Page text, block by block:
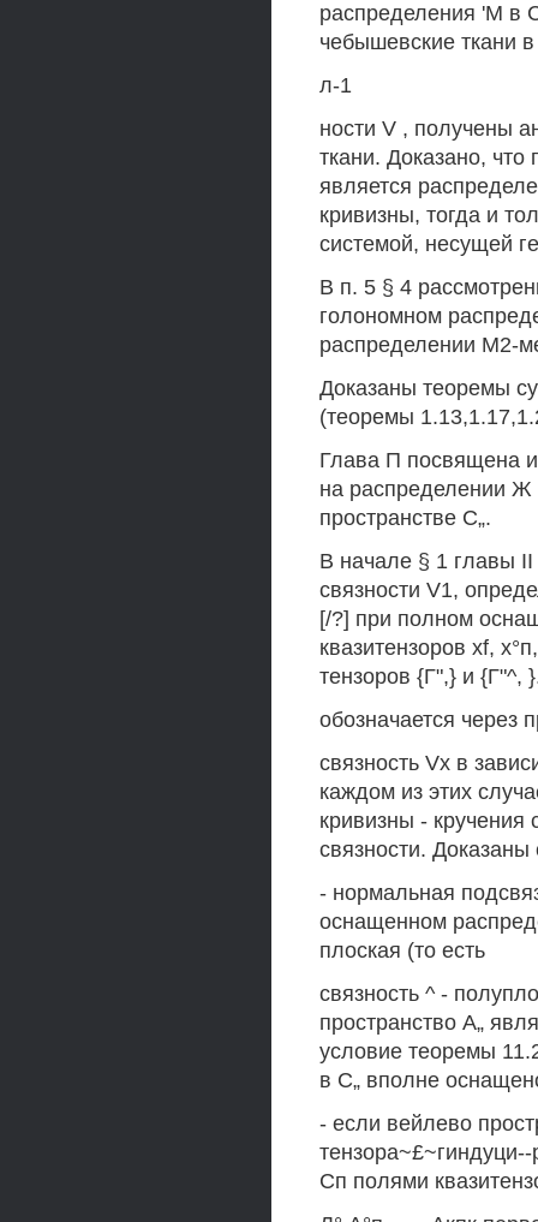
распределения 'М в
чебышевские ткани
л-1
ности V , получены
ткани. Доказано,
является
кривизны, тогда и
системой, несущей
В п. 5 § 4
голономном
распределении М2-
Доказаны теоремы
(теоремы
Глава П посвящена
на распределении Ж
пространстве С„.
В начале § 1 главы
связности V1,
[/?] при полном
квазитензоров xf,
тензоров {Г",} и {Г"^,
обозначается через
связность Vх в
каждом из этих
кривизны - кручения
связности.
- нормальная
оснащенном
плоская (то есть
связность ^ -
пространство А„
условие теоремы
в С„ вполне
- если вейлево
Сп полями